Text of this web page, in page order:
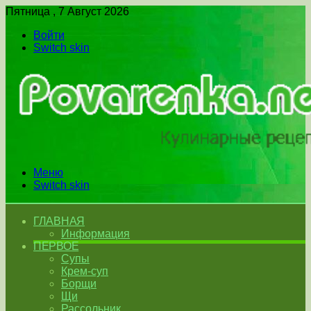
Пятница , 7 Август 2026
Войти
Switch skin
Меню
Switch skin
ГЛАВНАЯ
Информация
ПЕРВОЕ
Супы
Крем-суп
Борщи
Щи
Рассольник